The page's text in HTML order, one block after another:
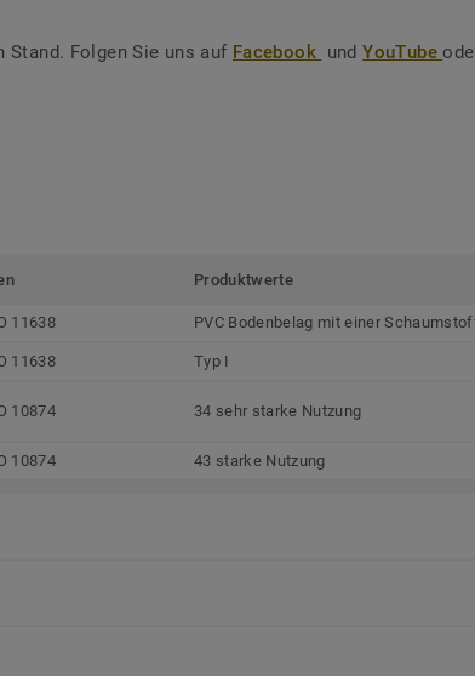
Stand. Folgen Sie uns auf Facebook undYouTube
Produktwerte
11638 PVC Bodenbelag mit einer
11638 Typ I
10874 34 sehr starke Nutzung
10874 43 starke Nutzung